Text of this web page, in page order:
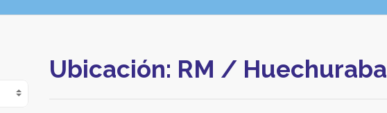
Ubicación: RM / Huechuraba